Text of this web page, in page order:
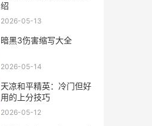
绍
2026-05-13
暗黑3伤害缩写大全
2026-05-14
天凉和平精英：冷门但好
用的上分技巧
2026-05-12